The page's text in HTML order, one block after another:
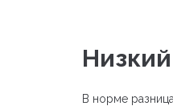
В норме